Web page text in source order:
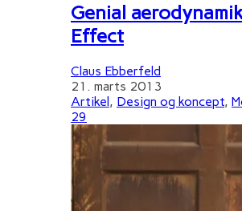
Genial
Effect
Claus Ebberfeld
21. marts 2013
Artikel, Design og koncept,
29